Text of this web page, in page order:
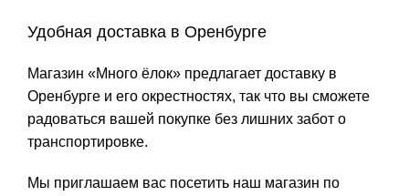
Удобная доставка в Оренбурге
Магазин «Много ёлок» предлагает доставку в
Оренбурге и его окрестностях, так что вы сможете
радоваться вашей покупке без лишних забот о
транспортировке.
Мы приглашаем вас посетить наш магазин по